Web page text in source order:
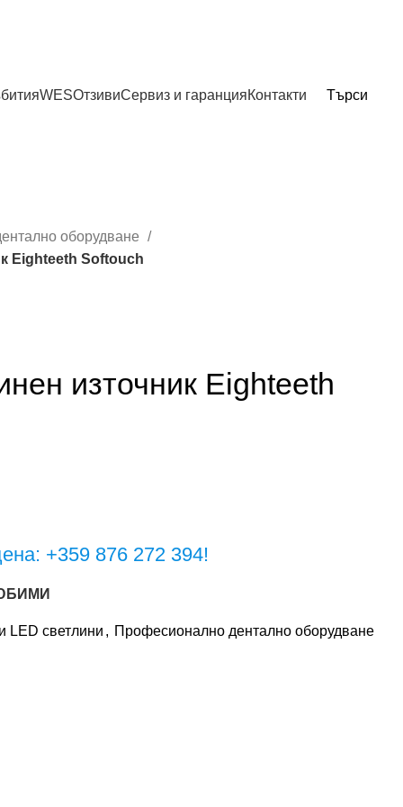
WESОтзивиСервиз и гаранцияКонтакти Търси
оборудване
Eighteeth Softouch
източник Eighteeth
+359 876 272 394!
LED светлини , Професионално дентално оборудване